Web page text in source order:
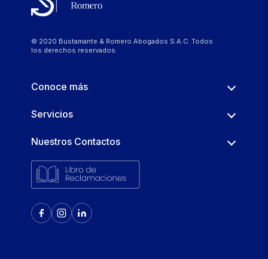
© 2020 Bustamante & Romero Abogados S.A.C. Todos
los derechos reservados.
Conoce más
Servicios
Nuestros Contactos